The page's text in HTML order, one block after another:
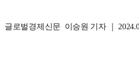
글로벌경제신문 이승원 기자 ｜